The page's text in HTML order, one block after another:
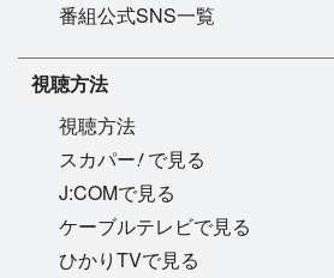
番組公式SNS一覧
視聴方法
視聴方法
スカパー!で見る
J:COMで見る
ケーブルテレビで見る
ひかりTVで見る